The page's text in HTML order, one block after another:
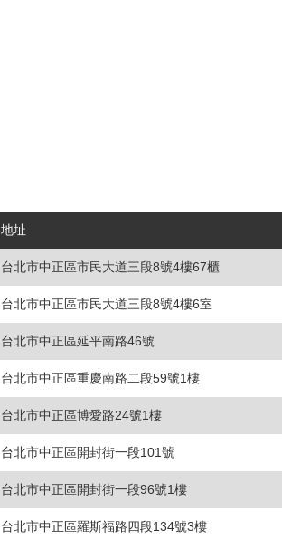
地址
台北市中正區市民大道三段8號4樓67櫃
台北市中正區市民大道三段8號4樓6室
台北市中正區延平南路46號
台北市中正區重慶南路二段59號1樓
台北市中正區博愛路24號1樓
台北市中正區開封街一段101號
台北市中正區開封街一段96號1樓
台北市中正區羅斯福路四段134號3樓